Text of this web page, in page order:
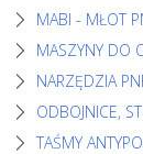
MABI - MŁOT
MASZYNY DO
NARZĘDZIA
ODBOJNICE,
TAŚMY